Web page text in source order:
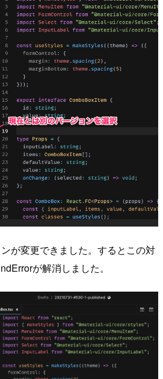
が変更できました。するとこの対
が解消しました。